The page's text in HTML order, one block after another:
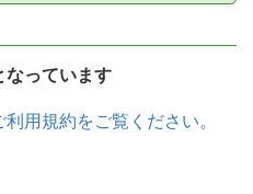
なっています
用規約をご覧ください。